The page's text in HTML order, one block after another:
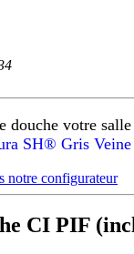
douche votre
SH® Gris Veine
notre configurateur
CI PIF